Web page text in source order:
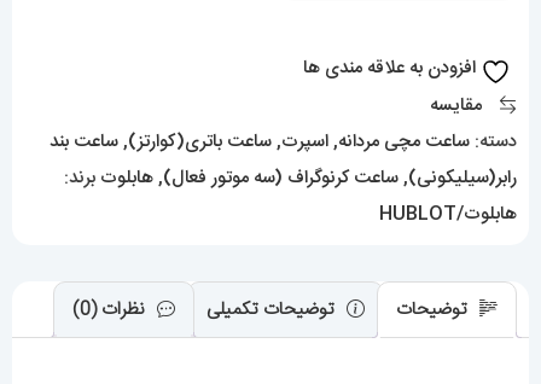
مشکی
سفید
HUBLOT
BIG
021480
عدد
افزودن به علاقه مندی ها
مقایسه
دسته: ساعت مچی مردانه,اسپرت,ساعت باتری(کوارتز),ساعت بند
رابر(سیلیکونی),ساعت کرنوگراف (سه موتور فعال),هابلوت برند:
هابلوت/HUBLOT
توضیحات توضیحات تکمیلی نظرات (0)